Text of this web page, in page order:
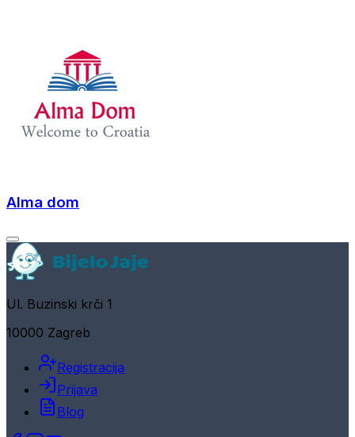
Alma dom
Ul. Buzinski krči 1
10000 Zagreb
Registracija
Prijava
Blog